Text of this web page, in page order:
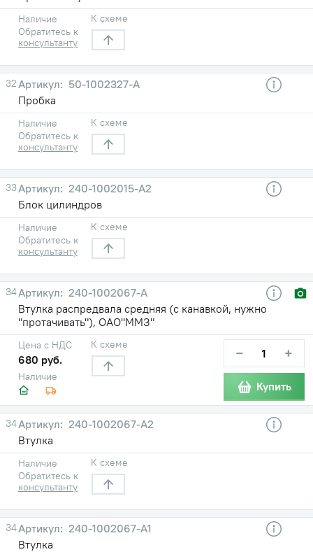
Наличие
Обратитесь к
консультанту
К схеме
32
50-1002327-А
Пробка
Наличие
Обратитесь к
консультанту
К схеме
33
240-1002015-А2
Блок цилиндров
Наличие
Обратитесь к
консультанту
К схеме
34
240-1002067-А
Втулка распредвала средняя (с канавкой, нужно
"протачивать"), ОАО"ММЗ"
Наличие
Цена с НДС
680 руб.
К схеме − +
Купить
34
240-1002067-А2
Втулка
Наличие
Обратитесь к
консультанту
К схеме
34
240-1002067-А1
Втулка